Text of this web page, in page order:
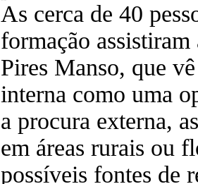
As cerca de 40
formação assistiram
Pires Manso, que
interna como uma
a procura externa,
em áreas rurais ou
possíveis fontes de